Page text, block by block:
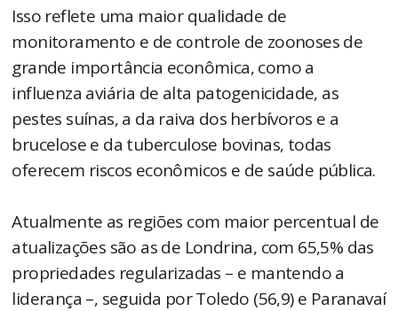
Isso reflete uma maior qualidade de
monitoramento e de controle de zoonoses de
grande importância econômica, como a
influenza aviária de alta patogenicidade, as
pestes suínas, a da raiva dos herbívoros e a
brucelose e da tuberculose bovinas, todas
oferecem riscos econômicos e de saúde pública.
Atualmente as regiões com maior percentual de
atualizações são as de Londrina, com 65,5% das
propriedades regularizadas – e mantendo a
liderança –, seguida por Toledo (56,9) e Paranavaí